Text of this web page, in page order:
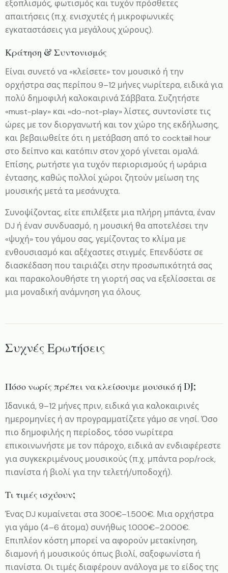
εξοπλισμός, φωτισμός και τυχόν πρόσθετες
απαιτήσεις (π.χ. ενισχυτές ή μικροφωνικές
εγκαταστάσεις για μεγάλους χώρους).
Κράτηση & Συντονισμός
Είναι συνετό να «κλείσετε» τον μουσικό ή την
ορχήστρα σας περίπου 9–12 μήνες νωρίτερα, ειδικά για
πολύ δημοφιλή καλοκαιρινά Σάββατα. Συζητήστε
«must-play» και «do-not-play» λίστες, συντονίστε τις
ώρες με τον διοργανωτή και τον χώρο της εκδήλωσης,
και βεβαιωθείτε ότι η μετάβαση από το cocktail hour
στο δείπνο και κατόπιν στον χορό γίνεται ομαλά.
Επίσης, ρωτήστε για τυχόν περιορισμούς ή ωράρια
έντασης, καθώς πολλοί χώροι ζητούν μείωση της
μουσικής μετά τα μεσάνυχτα.
Συνοψίζοντας, είτε επιλέξετε μια πλήρη μπάντα, έναν
DJ ή έναν συνδυασμό, η μουσική θα αποτελέσει την
«ψυχή» του γάμου σας, γεμίζοντας το κλίμα με
ενθουσιασμό και αξέχαστες στιγμές. Επενδύστε σε
διασκέδαση που ταιριάζει στην προσωπικότητά σας
και παρακολουθήστε τη γιορτή σας να εξελίσσεται σε
μια μοναδική ανάμνηση για όλους.
Συχνές Ερωτήσεις
Πόσο νωρίς πρέπει να κλείσουμε μουσικό ή DJ;
Ιδανικά, 9–12 μήνες πριν, ειδικά για καλοκαιρινές
ημερομηνίες ή αν προγραμματίζετε γάμο σε νησί. Όσο
πιο δημοφιλής η περίοδος, τόσο νωρίτερα
επικοινωνήστε με τον πάροχο, ειδικά αν ενδιαφέρεστε
για συγκεκριμένους μουσικούς (π.χ. μπάντα pop/rock,
πιανίστα ή βιολί για την τελετή/υποδοχή).
Τι τιμές ισχύουν;
Ένας DJ κυμαίνεται στα 300€–1.500€. Μια ορχήστρα
για γάμο (4–6 άτομα) συνήθως 1.000€–2.000€.
Επιπλέον κόστη μπορεί να αφορούν μετακίνηση,
διαμονή ή μουσικούς όπως βιολί, σαξοφωνίστα ή
πιανίστα. Οι τιμές διαφέρουν ανάλογα με το είδος της